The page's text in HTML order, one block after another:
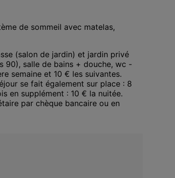
de sommeil avec matelas,
(salon de jardin) et jardin privé
90), salle de bains + douche, wc -
semaine et 10 € les suivantes.
se fait également sur place : 8
en supplément : 10 € la nuitée.
par chèque bancaire ou en